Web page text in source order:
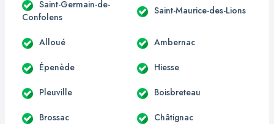
Saint-Germain-de-
Confolens
Saint-Maurice-des-Lions
Alloué Ambernac
Épenède Hiesse
Pleuville Boisbreteau
Brossac Châtignac